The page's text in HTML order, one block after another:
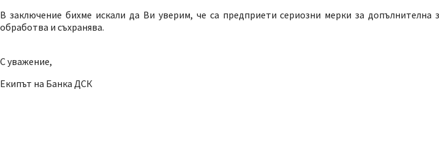
В заключение бихме искали да Ви уверим, че са предприети сериозни мерки за
обработва и съхранява.
С уважение,
Екипът на Банка ДСК